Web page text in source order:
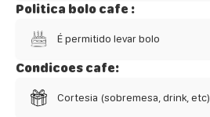
Politica bolo cafe :
É permitido levar bolo
Condicoes cafe:
Cortesia (sobremesa, drink, etc)